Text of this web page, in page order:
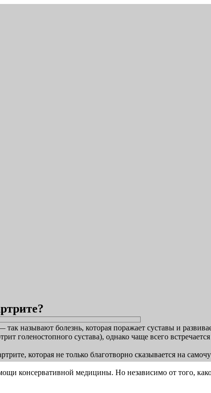
называют болезнь, которая поражает суставы и
голеностопного сустава), однако чаще всего
которая не только благотворно сказывается на
консервативной медицины. Но независимо от того,